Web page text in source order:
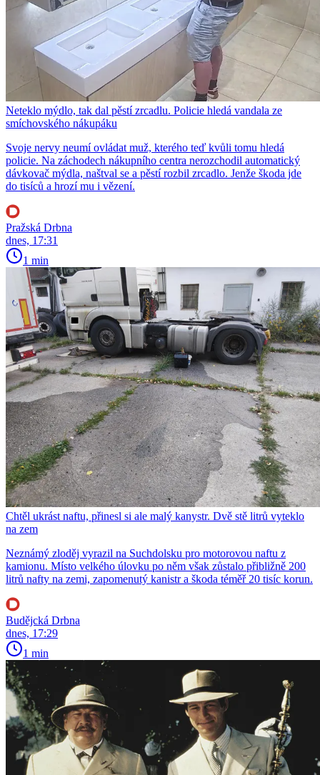
Neteklo mýdlo, tak dal pěstí zrcadlu. Policie hledá vandala ze
smíchovského nákupáku
Svoje nervy neumí ovládat muž, kterého teď kvůli tomu hledá
policie. Na záchodech nákupního centra nerozchodil automatický
dávkovač mýdla, naštval se a pěstí rozbil zrcadlo. Jenže škoda jde
do tisíců a hrozí mu i vězení.
Pražská Drbna
dnes, 17:31
1 min
Chtěl ukrást naftu, přinesl si ale malý kanystr. Dvě stě litrů vyteklo
na zem
Neznámý zloděj vyrazil na Suchdolsku pro motorovou naftu z
kamionu. Místo velkého úlovku po něm však zůstalo přibližně 200
litrů nafty na zemi, zapomenutý kanistr a škoda téměř 20 tisíc korun.
Budějcká Drbna
dnes, 17:29
1 min